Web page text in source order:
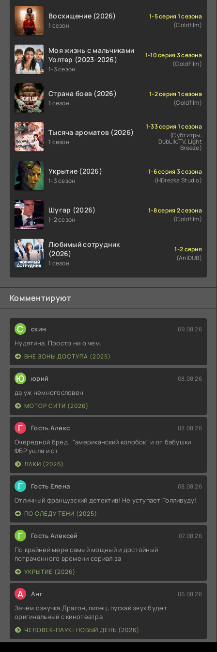
Восхищение (2026)
1 сезон
1-5 серия 1 сезона
(Coldfilm)
Моя жизнь с мальчиками
Уолтер (2023-2026)
1-3 сезон
1-10 серия 3 сезона
(ColdFilm)
Страна боев (2026)
1 сезон
1-2 серия 1 сезона
(Coldfilm)
Тысяча ароматов (2026)
1 сезон
1-33 серия 1 сезона
(Субтитры,
DubLik.TV, Light
Breeze)
Укрытие (2026)
1-3 сезон
1-6 серия 3 сезона
(HDrezka Studio)
Шугар (2026)
1-2 сезон
1-8 серия 2 сезона
(Coldfilm)
Любимый сотрудник
(2026)
1 сезон
1-2 серия
(AniDUB)
Комментируют
С скин 09.08.26
Нудятина. Просто ни о чем.
ВНЕ ЗОНЫ ДОСТУПА (2025)
Ю юрий 08.08.26
да уж немногословен
МОТОР СИТИ (2026)
Г Гость Алекс 08.08.26
Очередной бред , "американский колобок" и от бабушки
ФБР ушла и от
ЛАКИ (2026)
Г Гость Елена 08.08.26
Отличный французский детектив! Не уступает Голливуду!
ПО СЛЕДУ ТЕНИ (2025)
Г Гость Алексей 07.08.26
По крайней мере самый мощный и достойный
потраченного времени сериал за
УКРЫТИЕ (2026)
А Анг 06.08.26
Зачем озвучка Драгон, пипец, пускай звук будет
оригинальный с кинотеатра
ЧЕЛОВЕК-ПАУК: НОВЫЙ ДЕНЬ (2026)